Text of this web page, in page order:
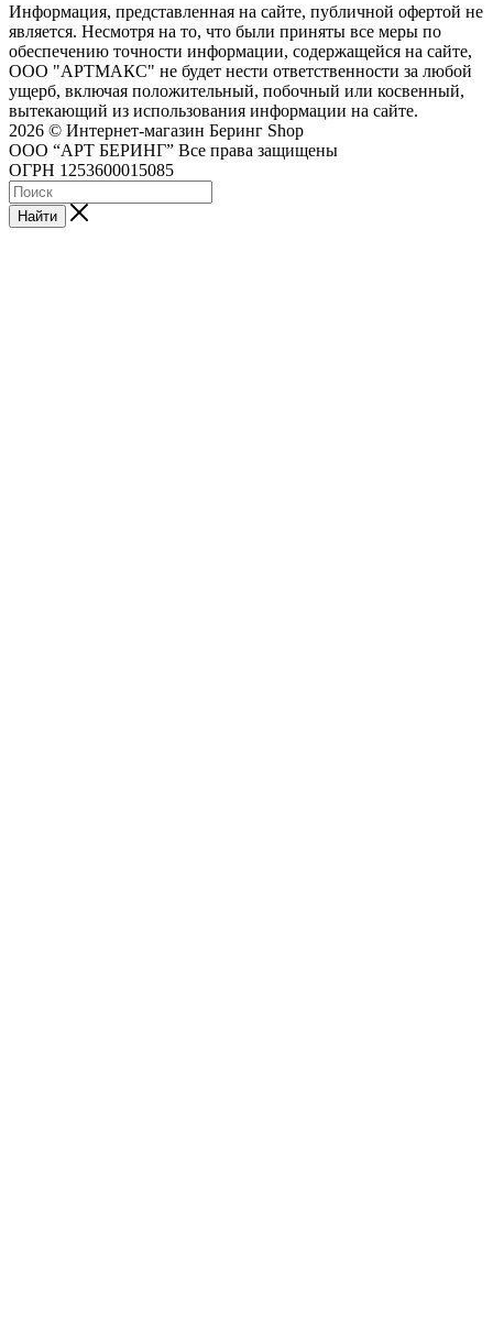
Информация, представленная на сайте, публичной офертой не
является. Несмотря на то, что были приняты все меры по
обеспечению точности информации, содержащейся на сайте,
ООО "АРТМАКС" не будет нести ответственности за любой
ущерб, включая положительный, побочный или косвенный,
вытекающий из использования информации на сайте.
2026 © Интернет-магазин Беринг Shop
ООО “АРТ БЕРИНГ” Все права защищены
ОГРН 1253600015085
Найти